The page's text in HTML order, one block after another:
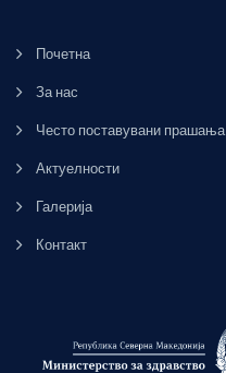
Почетна
За нас
Често поставувани прашања
Актуелности
Галерија
Контакт